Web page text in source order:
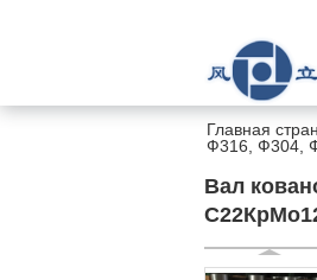
Главная
Ф316, Ф304,
Вал